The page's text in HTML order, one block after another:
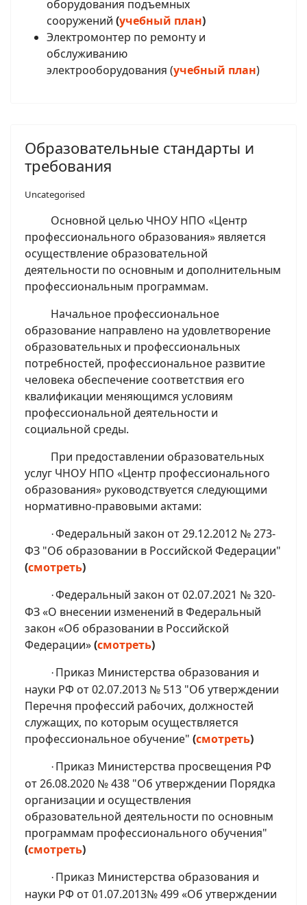
оборудования подъемных
сооружений (учебный план)
Электромонтер по ремонту и
обслуживанию
электрооборудования (учебный план)
Образовательные стандарты и
требования
Uncategorised
Основной целью ЧНОУ НПО «Центр
профессионального образования» является
осуществление образовательной
деятельности по основным и дополнительным
профессиональным программам.
Начальное профессиональное
образование направлено на удовлетворение
образовательных и профессиональных
потребностей, профессиональное развитие
человека обеспечение соответствия его
квалификации меняющимся условиям
профессиональной деятельности и
социальной среды.
При предоставлении образовательных
услуг ЧНОУ НПО «Центр профессионального
образования» руководствуется следующими
нормативно-правовыми актами:
·Федеральный закон от 29.12.2012 № 273-
ФЗ "Об образовании в Российской Федерации"
(смотреть)
·Федеральный закон от 02.07.2021 № 320-
ФЗ «О внесении изменений в Федеральный
закон «Об образовании в Российской
Федерации»(смотреть)
· Приказ Министерства образования и
науки РФ от 02.07.2013 № 513 "Об утверждении
Перечня профессий рабочих, должностей
служащих, по которым осуществляется
профессиональное обучение" (смотреть)
· Приказ Министерства просвещения РФ
от 26.08.2020 № 438 "Об утверждении Порядка
организации и осуществления
образовательной деятельности по основным
программам профессионального обучения"
(смотреть)
· Приказ Министерства образования и
науки РФ от 01.07.2013№ 499 «Об утверждении